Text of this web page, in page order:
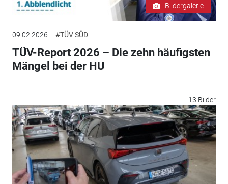
Bildergalerie
09.02.2026 #TÜV SÜD
TÜV-Report 2026 – Die zehn häufigsten
Mängel bei der HU
13 Bilder